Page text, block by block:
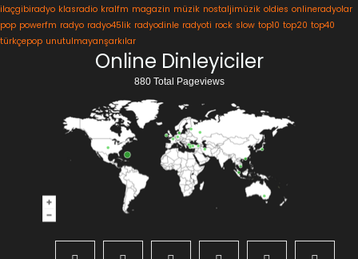
ilaçgibiradyo klasradio kralfm magazin müzik nostaljimüzik oldies onlineradyolar
pop powerfm radyo radyo45lik radyodinle radyoti rock slow top10 top20 top40
türkçepop unutulmayanşarkılar
Online Dinleyiciler
880 Total Pageviews